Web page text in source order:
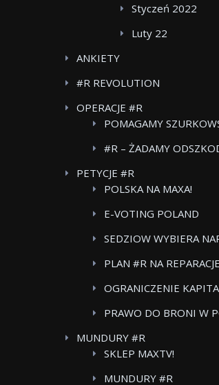
Styczeń 2022
Luty 22
ANKIETY
#R REVOLUTION
OPERACJE #R
POMAGAMY
#R – ŻADAMY
FOOD CARE
PETYCJE #R
POLSKA NA MAXA!
E-VOTING POLAND
SEDZIOW WYBIERA
PLAN #R NA
OGRANICZENIE
PRAWO DO BRONI W
MUNDURY #R
SKLEP MAXTV!
MUNDURY #R